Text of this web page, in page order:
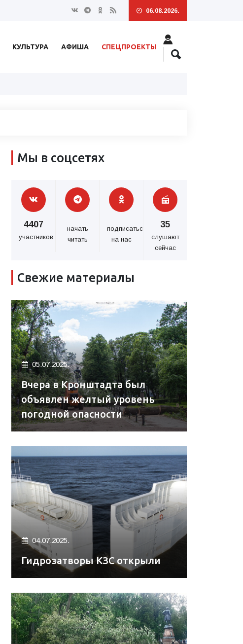
06.08.2026.
КУЛЬТУРА АФИША СПЕЦПРОЕКТЫ
Мы в соцсетях
4407
участников
начать
читать
подписаться
на нас
35
слушают
сейчас
Свежие материалы
05.07.2025.
Вчера в Кронштадта был
объявлен желтый уровень
погодной опасности
04.07.2025.
Гидрозатворы КЗС открыли